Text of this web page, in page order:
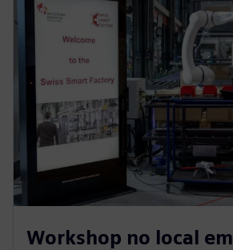
Workshop no local em